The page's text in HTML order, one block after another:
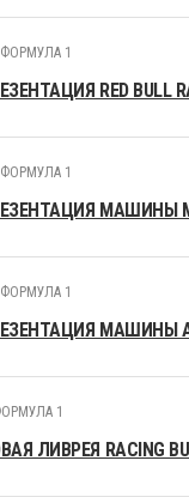
ФОРМУЛА 1
RED BULL
ФОРМУЛА 1
МАШИНЫ
ФОРМУЛА 1
МАШИНЫ
1
ЛИВРЕЯ RACING